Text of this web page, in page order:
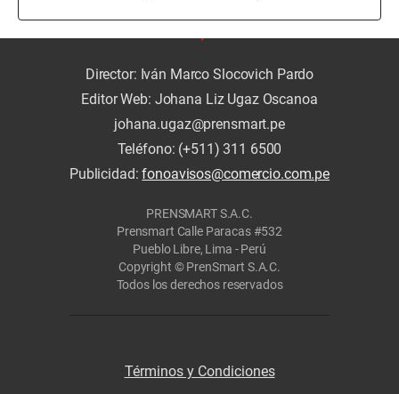
Director: Iván Marco Slocovich Pardo
Editor Web: Johana Liz Ugaz Oscanoa
johana.ugaz@prensmart.pe
Teléfono: (+511) 311 6500
Publicidad:fonoavisos@comercio.com.pe
PRENSMART S.A.C.
Prensmart Calle Paracas #532
Pueblo Libre, Lima - Perú
Copyright © PrenSmart S.A.C.
Todos los derechos reservados
Términos y Condiciones